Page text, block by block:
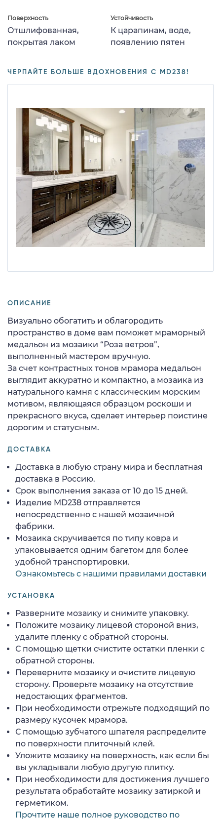
Поверхность
Отшлифованная,
покрытая лаком
Устойчивость
К царапинам, воде,
появлению пятен
ЧЕРПАЙТЕ БОЛЬШЕ ВДОХНОВЕНИЯ С MD238!
ОПИСАНИЕ
Визуально обогатить и облагородить
пространство в доме вам поможет мраморный
медальон из мозаики “Роза ветров”,
выполненный мастером вручную.
За счет контрастных тонов мрамора медальон
выглядит аккуратно и компактно, а мозаика из
натурального камня с классическим морским
мотивом, являющаяся образцом роскоши и
прекрасного вкуса, сделает интерьер поистине
дорогим и статусным.
ДОСТАВКА
Доставка в любую страну мира и бесплатная
доставка в Россию.
Срок выполнения заказа от 10 до 15 дней.
Изделие MD238 отправляется
непосредственно с нашей мозаичной
фабрики.
Мозаика скручивается по типу ковра и
упаковывается одним багетом для более
удобной транспортировки.
Ознакомьтесь с нашими правилами доставки
УСТАНОВКА
Разверните мозаику и снимите упаковку.
Положите мозаику лицевой стороной вниз,
удалите пленку с обратной стороны.
С помощью щетки счистите остатки пленки с
обратной стороны.
Переверните мозаику и очистите лицевую
сторону. Проверьте мозаику на отсутствие
недостающих фрагментов.
При необходимости отрежьте подходящий по
размеру кусочек мрамора.
С помощью зубчатого шпателя распределите
по поверхности плиточный клей.
Уложите мозаику на поверхность, как если бы
вы укладывали любую другую плитку.
При необходимости для достижения лучшего
результата обработайте мозаику затиркой и
герметиком.
Прочтите наше полное руководство по